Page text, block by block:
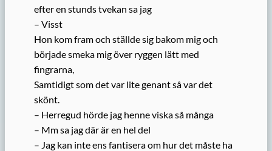
efter en stunds tvekan sa jag
– Visst
Hon kom fram och ställde sig bakom mig och
började smeka mig över ryggen lätt med
fingrarna,
Samtidigt som det var lite genant så var det
skönt.
– Herregud hörde jag henne viska så många
– Mm sa jag där är en hel del
– Jag kan inte ens fantisera om hur det måste ha